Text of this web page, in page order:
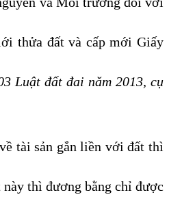
thửa đất và cấp mới Giấy
Luật đất đai năm 2013, cụ
tài sản gắn liền với đất thì
thì đương bằng chỉ được